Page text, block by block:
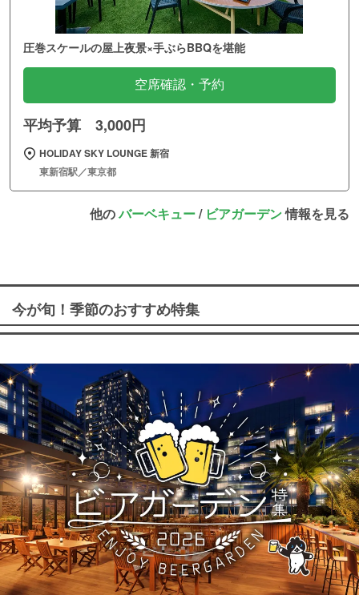
圧巻スケールの屋上夜景×手ぶらBBQを堪能
空席確認・予約
平均予算 3,000円
HOLIDAY SKY LOUNGE 新宿
東新宿駅／東京都
他のバーベキュー/ ビアガーデン情報を見る
今が旬！季節のおすすめ特集